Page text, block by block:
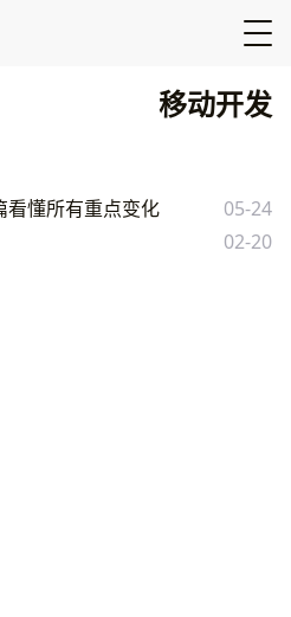
移动开发
懂所有重点变化
05-24
02-20